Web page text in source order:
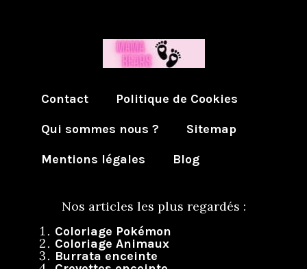
Contact
Politique de Cookies
Qui sommes nous ?
Sitemap
Mentions légales
Blog
Nos articles les plus regardés :
Coloriage Pokémon
Coloriage Animaux
Burrata enceinte